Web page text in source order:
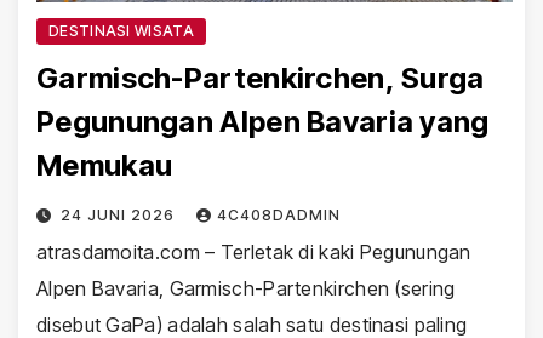
DESTINASI WISATA
Garmisch-Partenkirchen, Surga
Pegunungan Alpen Bavaria yang
Memukau
24 JUNI 2026 4C408DADMIN
atrasdamoita.com – Terletak di kaki Pegunungan
Alpen Bavaria, Garmisch-Partenkirchen (sering
disebut GaPa) adalah salah satu destinasi paling